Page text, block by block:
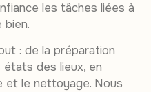
les tâches liées à
: de la préparation
des lieux, en
et le nettoyage. Nous